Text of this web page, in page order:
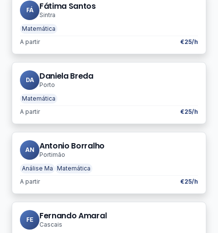
FÁ Fátima Santos
Sintra
Matemática
A partir
€25/h
DA Daniela Breda
Porto
Matemática
A partir
€25/h
AN Antonio Borralho
Portimão
Análise Ma Matemática
A partir
€25/h
FE Fernando Amaral
Cascais